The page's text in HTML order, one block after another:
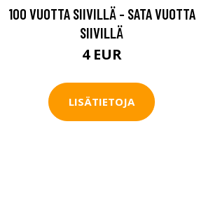
100 VUOTTA SIIVILLÄ - SATA VUOTTA
SIIVILLÄ
4 EUR
LISÄTIETOJA